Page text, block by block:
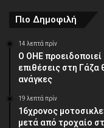
Πιο Δημοφιλή
14 λεπτά πρίν
Ο ΟΗΕ προειδοποιεί
επιθέσεις στη Γάζα
ανάγκες
19 λεπτά πρίν
16χρονος
μετά από τροχαίο